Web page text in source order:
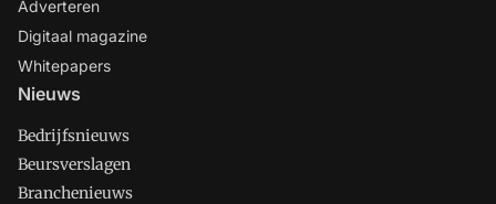
Adverteren
Digitaal magazine
Whitepapers
Nieuws
Bedrijfsnieuws
Beursverslagen
Branchenieuws